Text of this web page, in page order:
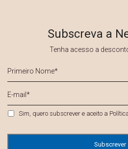
Subscreva a
Tenha acesso a
Nome
*
mail
Privacidade *
Sim, quero subscrever e aceito a